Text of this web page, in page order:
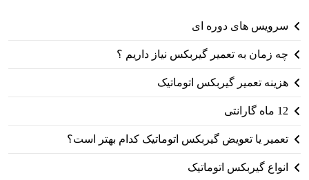
سرویس های دوره ای
چه زمان به تعمیر گیربکس نیاز داریم ؟
هزینه تعمیر گیربکس اتوماتیک
12 ماه گارانتی
تعمیر یا تعویض گیربکس اتوماتیک کدام بهتر است؟
انواع گیربکس اتوماتیک